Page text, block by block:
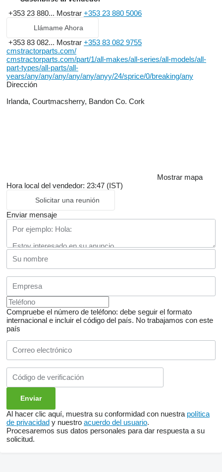
+353 23 880... Mostrar +353 23 880 5006
Llámame Ahora
+353 83 082... Mostrar +353 83 082 9755
cmstractorparts.com/
cmstractorparts.com/part/1/all-makes/all-series/all-models/all-
part-types/all-parts/all-
years/any/any/any/any/any/anyy/24/sprice/0/breaking/any
Dirección
Irlanda, Courtmacsherry, Bandon Co. Cork
Mostrar mapa
Hora local del vendedor: 23:47 (IST)
Solicitar una reunión
Enviar mensaje
Compruebe el número de teléfono: debe seguir el formato
internacional e incluir el código del país. No trabajamos con este
país
Al hacer clic aquí, muestra su conformidad con nuestra política
de privacidad y nuestro acuerdo del usuario.
Procesaremos sus datos personales para dar respuesta a su
solicitud.